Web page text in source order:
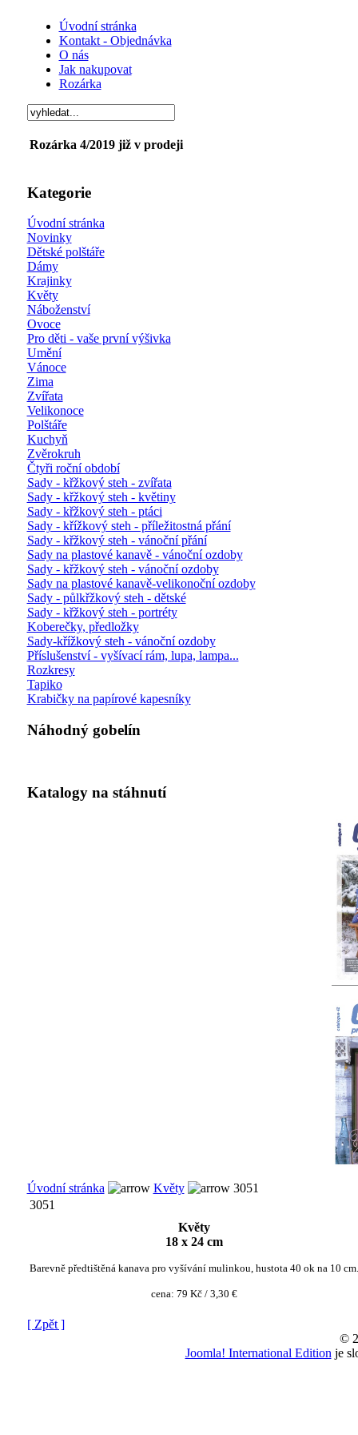
Úvodní stránka
Kontakt - Objednávka
O nás
Jak nakupovat
Rozárka
Rozárka 4/2019 již v prodeji
Kategorie
Úvodní stránka
Novinky
Dětské polštáře
Dámy
Krajinky
Květy
Náboženství
Ovoce
Pro děti - vaše první výšivka
Umění
Vánoce
Zima
Zvířata
Velikonoce
Polštáře
Kuchyň
Zvěrokruh
Čtyři roční období
Sady - křžkový steh - zvířata
Sady - křžkový steh - květiny
Sady - křžkový steh - ptáci
Sady - křížkový steh - příležitostná přání
Sady - křžkový steh - vánoční přání
Sady na plastové kanavě - vánoční ozdoby
Sady - křžkový steh - vánoční ozdoby
Sady na plastové kanavě-velikonoční ozdoby
Sady - půlkřžkový steh - dětské
Sady - křžkový steh - portréty
Koberečky, předložky
Sady-křížkový steh - vánoční ozdoby
Příslušenství - vyšívací rám, lupa, lampa...
Rozkresy
Tapiko
Krabičky na papírové kapesníky
Náhodný gobelín
Katalogy na stáhnutí
Úvodní stránka Květy
3051
3051
Květy
18 x 24 cm
Barevně předtištěná kanava pro vyšívání mulinkou, hustota 40 ok na 10 cm.
cena: 79 Kč / 3,30 €
[ Zpět ]
©
Joomla! International Edition je